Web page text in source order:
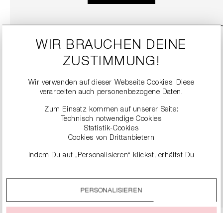
SNEAKER
DETAILS
WIR BRAUCHEN DEINE
ZUSTIMMUNG!
Wir verwenden auf dieser Webseite Cookies. Diese
verarbeiten auch personenbezogene Daten.
Zum Einsatz kommen auf unserer Seite:
Technisch notwendige Cookies
Statistik-Cookies
Cookies von Drittanbietern
Indem Du auf „Personalisieren“ klickst, erhältst Du
Durch einen Klick auf das Auswahlfeld „Alle akzeptieren“
stimmst Du der Verwendung aller Cookies zu, die unter
PERSONALISIEREN